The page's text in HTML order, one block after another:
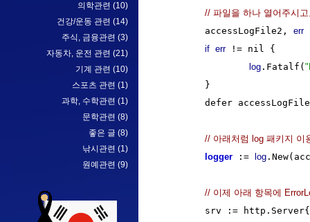
의학관련 (10)
건강/운동 관련 (14)
주식, 금융관련 (3)
자동차, 운전 관련 (21)
기계 관련 (10)
스포츠 관련 (1)
과학, 수학관련 (1)
문학관련 (8)
좋은 글 (8)
낚시관련 (1)
원예관련 (9)
// 파일을 하나 열어주시
	accessLogFile2,
err
if err != nil {
log.Fatalf(
defer
// 아래처럼 log 패키지 이
logger := log
// 이제 아래 항목에